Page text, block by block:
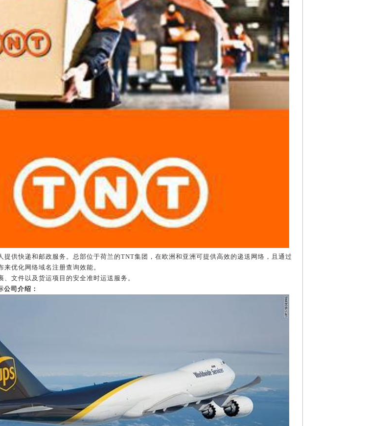
提供快递和邮政服务。总部位于荷兰的TNT集团，在欧洲和亚洲可提供高效的递送网络，且通过
优化网络域名注册查询效能。
文件以及货运项目的安全准时运送服务。
公司介绍：